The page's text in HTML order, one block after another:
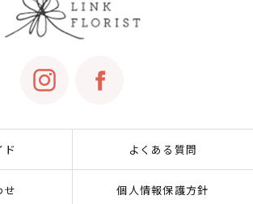
ド よくある質問
せ 個人情報保護方針